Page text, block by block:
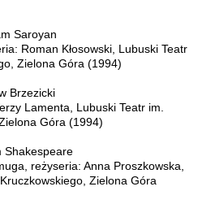
Saroyan
Roman Kłosowski, Lubuski Teatr
Zielona Góra (1994)
Brzezicki
Lamenta, Lubuski Teatr im.
Góra (1994)
Shakespeare
reżyseria: Anna Proszkowska,
Zielona Góra